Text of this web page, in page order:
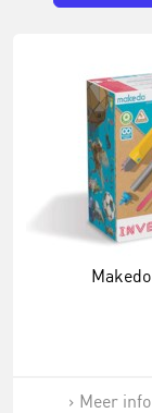
Meer info